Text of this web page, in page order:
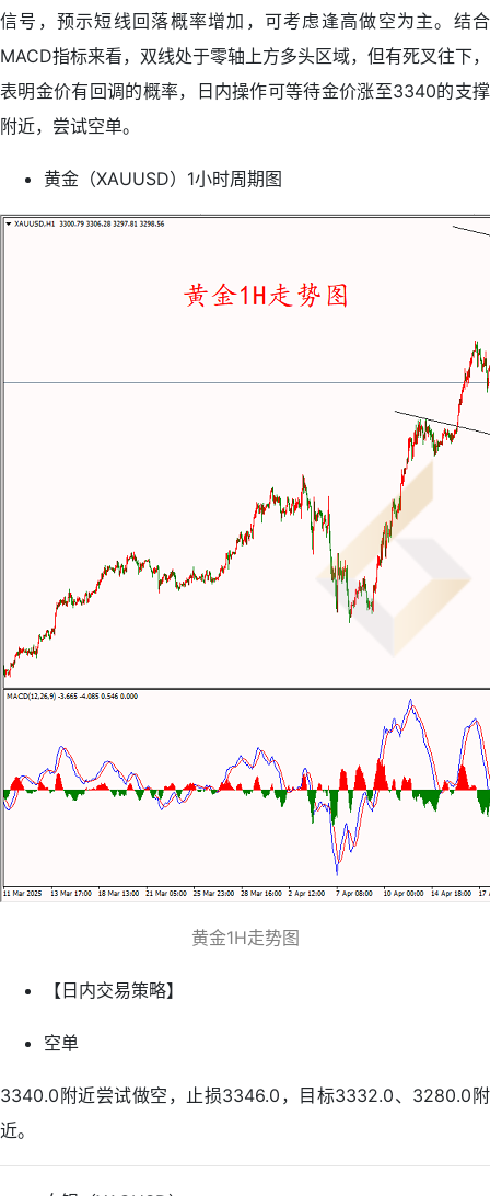
信号，预示短线回落概率增加，可考虑逢高做空为主。结合
MACD指标来看，双线处于零轴上方多头区域，但有死叉往下，
表明金价有回调的概率，日内操作可等待金价涨至3340的支撑
附近，尝试空单。
黄金（XAUUSD）1小时周期图
黄金1H走势图
【日内交易策略】
空单
3340.0附近尝试做空，止损3346.0，目标3332.0、3280.0附
近。